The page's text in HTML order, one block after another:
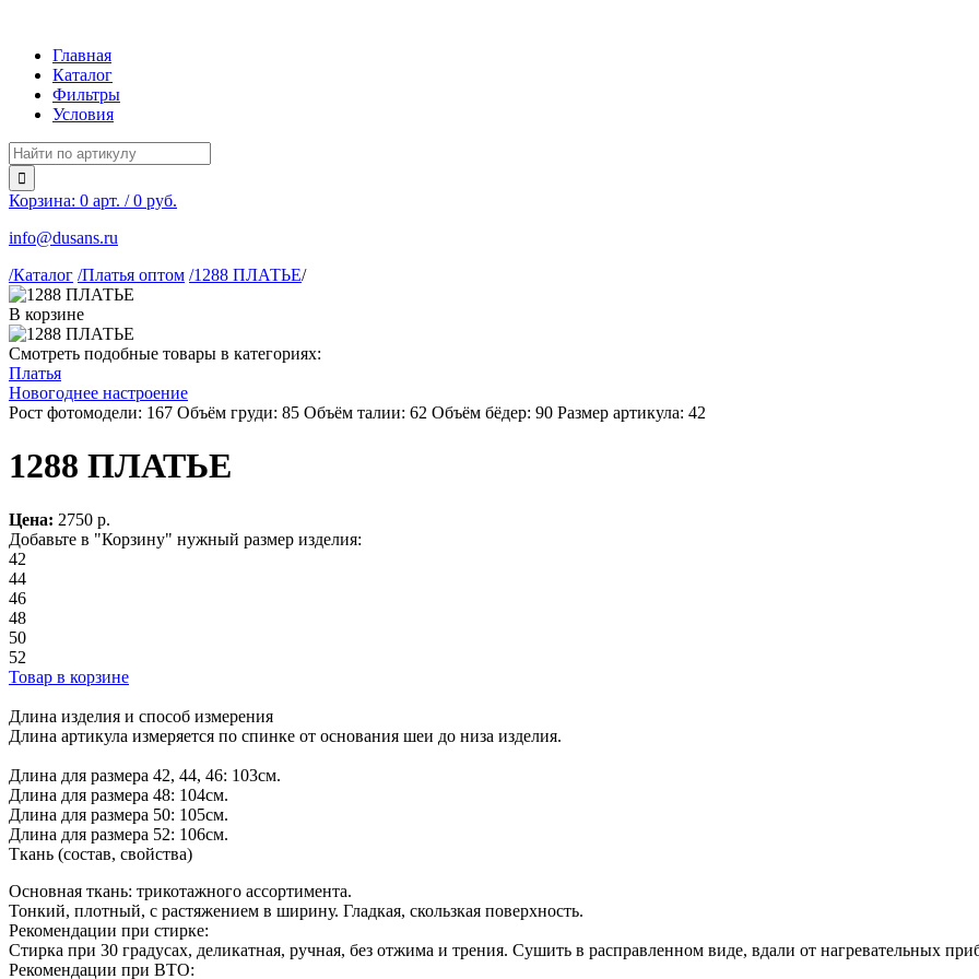
Главная
Каталог
Фильтры
Условия
Корзина: 0 арт. / 0 руб.
info@dusans.ru
/Каталог /Платья оптом /1288 ПЛАТЬЕ/
В корзине
Смотреть подобные товары в категориях:
Платья
Новогоднее настроение
Рост фотомодели: 167 Объём груди: 85 Объём талии: 62 Объём бёдер: 90 Размер артикула: 42
1288 ПЛАТЬЕ
Цена: 2750 р.
Добавьте в "Корзину" нужный размер изделия:
42
44
46
48
50
52
Товар в корзине
Длина изделия и способ измерения
Длина артикула измеряется по спинке от основания шеи до низа изделия.
Длина для размера 42, 44, 46: 103см.
Длина для размера 48: 104см.
Длина для размера 50: 105см.
Длина для размера 52: 106см.
Ткань (состав, свойства)
Основная ткань: трикотажного ассортимента.
Тонкий, плотный, с растяжением в ширину. Гладкая, скользкая поверхность.
Рекомендации при стирке:
Стирка при 30 градусах, деликатная, ручная, без отжима и трения. Сушить в расправленном виде, вдали от нагревательных
Рекомендации при ВТО: